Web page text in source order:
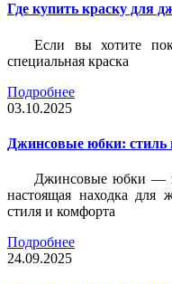
Где купить краску для
Если вы хотите
специальная краска
Подробнее
03.10.2025
Джинсовые юбки: стиль
Джинсовые юбки —
настоящая находка для
стиля и комфорта
Подробнее
24.09.2025